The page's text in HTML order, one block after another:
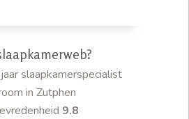
slaapkamerspecialist
in Zutphen
9.8